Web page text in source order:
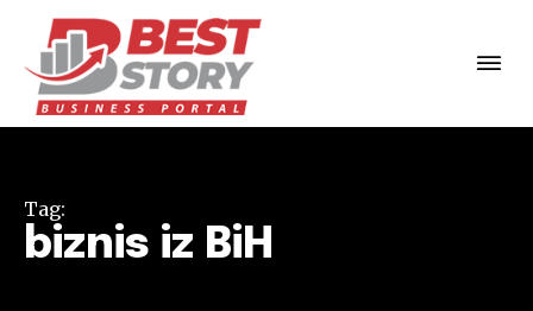
Tag:
biznis iz BiH